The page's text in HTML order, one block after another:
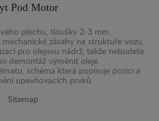
Pod Motor
plechu, tloušky 2-3 mm.
zásahy na struktuře vozu.
pro olejovu nádrž, takže nebudete
demontáž výměnit oleje.
schéma která popisuje pozici a
upevňovacích prvků.
Sitemap